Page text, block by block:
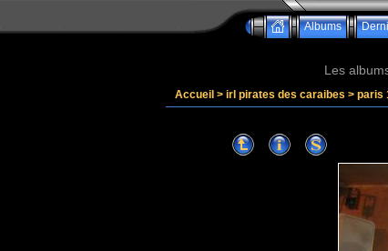
Albums
Les
Accueil > irl pirates des caraibes > paris